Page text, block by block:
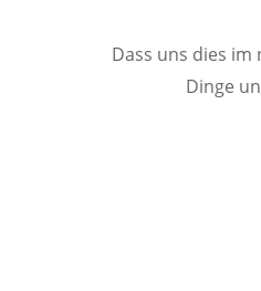
Dass uns dies
Dinge